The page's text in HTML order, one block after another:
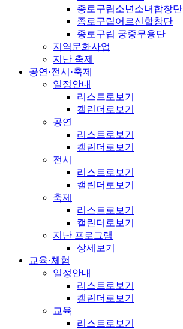
종로구립소년소녀합창단
종로구립어르신합창단
종로구립 궁중무용단
지역문화사업
지난 축제
공연·전시·축제
일정안내
리스트로보기
캘린더로보기
공연
리스트로보기
캘린더로보기
전시
리스트로보기
캘린더로보기
축제
리스트로보기
캘린더로보기
지난 프로그램
상세보기
교육·체험
일정안내
리스트로보기
캘린더로보기
교육
리스트로보기